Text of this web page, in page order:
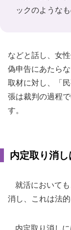
ックのようなも
などと話し、女
偽申告にあたら
取材に対し、「
張は裁判の過程
す。
内定取り消
就活においても
消し、これは法
内定取り消し